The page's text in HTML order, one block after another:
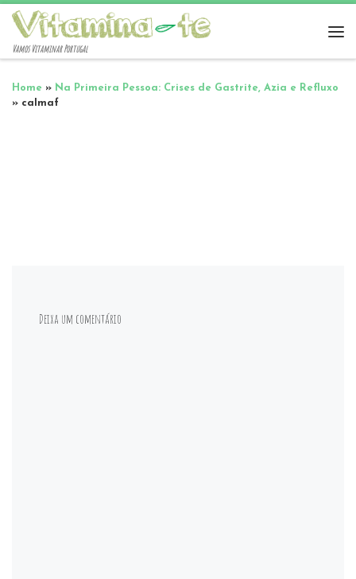
Vamos Vitaminar Portugal
Home » Na Primeira Pessoa: Crises de Gastrite, Azia e Refluxo
» calmaf
Deixa um comentário